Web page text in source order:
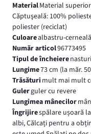
MaterialMaterial
Căptuşeală: 100%
poliester (reciclat)
Culoarealbastru-cerneală
Număr articol96773495
Tipul de încheiere
Lungime73 cm (la măr.
Trăsături mult mai mult
Gulerguler cu revere
Lungimea mânecilor
Îngrijirespălare ușoară
albi, Călcați pentru a